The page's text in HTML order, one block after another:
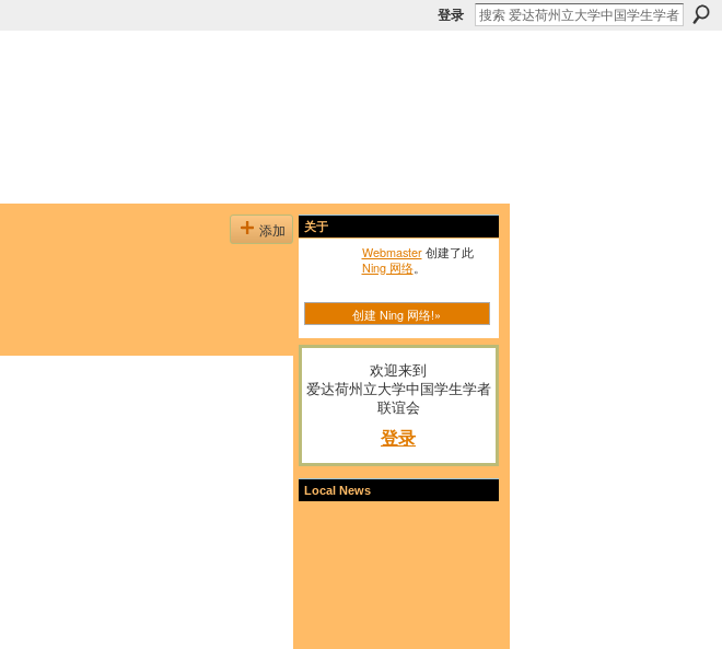
登录
添加 关于
Webmaster创建了此
Ning 网络。
创建 Ning 网络!»
欢迎来到
爱达荷州立大学中国学生学者
联谊会
登录
Local News